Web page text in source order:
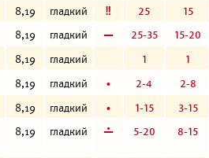
8,19 гладкий е 25 15
8,19 гладкий в 25-35 15-20
8,19 гладкий 1 1
8,19 гладкий б 2-4 2-8
8,19 гладкий б 1-15 3-15
8,19 гладкий г 5-20 8-15